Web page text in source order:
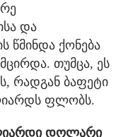
და
წმინდა ქონება
თუმცა, ეს
რადგან ბაფეტი
ფლობს.
დოლარი